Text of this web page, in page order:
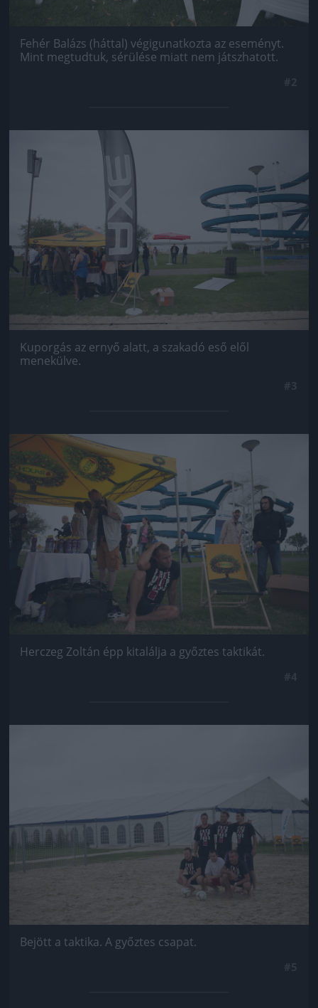
Fehér Balázs (háttal) végigunatkozta az eseményt.
Mint megtudtuk, sérülése miatt nem játszhatott.
Jön még kép!
Kuporgás az ernyő alatt, a szakadó eső elől
menekülve.
Jön még kép!
Herczeg Zoltán épp kitalálja a győztes taktikát.
Bejött a taktika. A győztes csapat.